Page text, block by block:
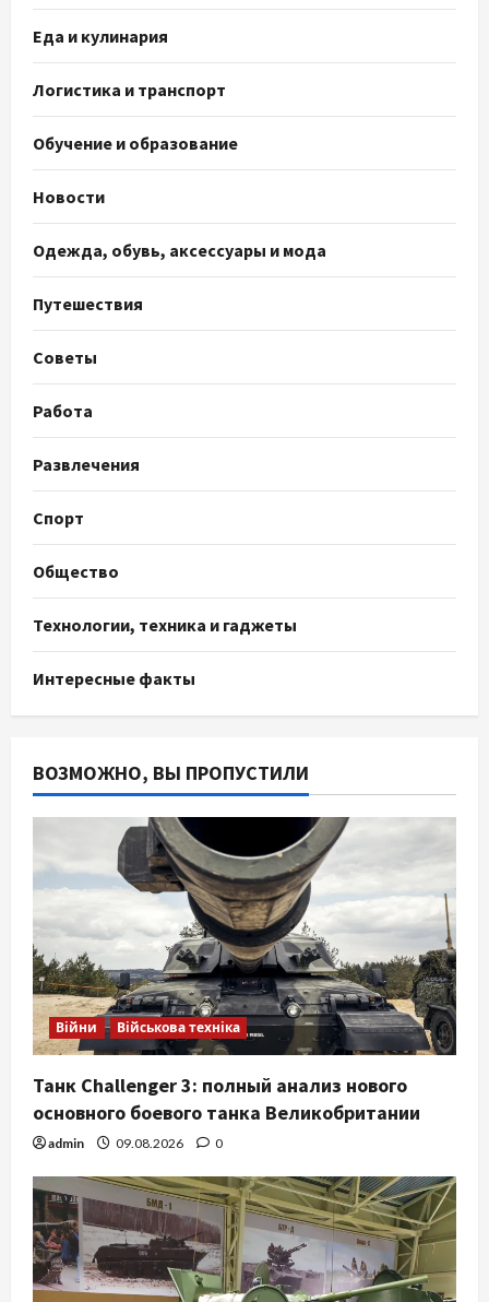
Еда и кулинария
Логистика и транспорт
Обучение и образование
Новости
Одежда, обувь, аксессуары и мода
Путешествия
Советы
Работа
Развлечения
Спорт
Общество
Технологии, техника и гаджеты
Интересные факты
ВОЗМОЖНО, ВЫ ПРОПУСТИЛИ
Війни Військова техніка
Танк Challenger 3: полный анализ нового
основного боевого танка Великобритании
admin 09.08.2026 0